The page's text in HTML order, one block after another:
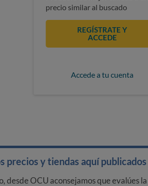
precio similar al buscado
REGÍSTRATE Y
ACCEDE
Accede a tu cuenta
y tiendas aquí publicados
OCU aconsejamos que evalúes